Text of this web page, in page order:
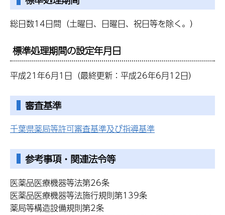
総日数14日間（土曜日、日曜日、祝日等を除く。）
標準処理期間の設定年月日
平成21年6月1日（最終更新：平成26年6月12日）
審査基準
千葉県薬局等許可審査基準及び指導基準
参考事項・関連法令等
医薬品医療機器等法第26条
医薬品医療機器等法施行規則第139条
薬局等構造設備規則第2条